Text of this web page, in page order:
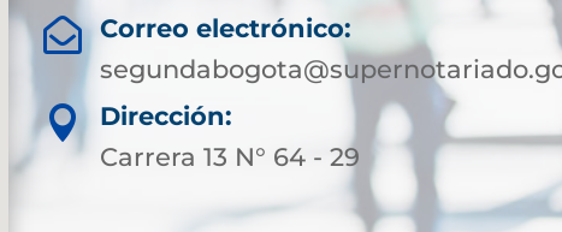

Correo electrónico:

Dirección:
Carrera 13 N° 64 - 29